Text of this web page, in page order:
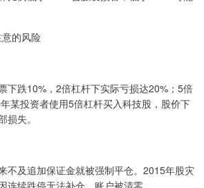
的风险
下跌10%，2倍杠杆下实际亏损达20%；5倍
某投资者使用5倍杠杆买入科技股，股价下
损失。
不及追加保证金就被强制平仓。2015年股灾